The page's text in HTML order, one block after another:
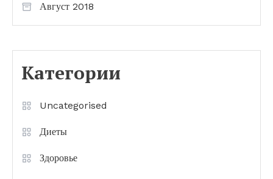
Август 2018
Категории
Uncategorised
Диеты
Здоровье